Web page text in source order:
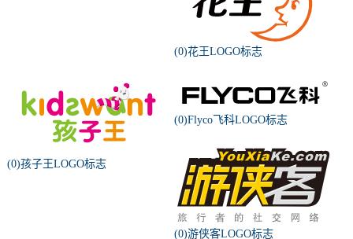
(0)花王LOGO标志
(0)孩子王LOGO标志
(0)Flyco飞科LOGO标志
(0)游侠客LOGO标志